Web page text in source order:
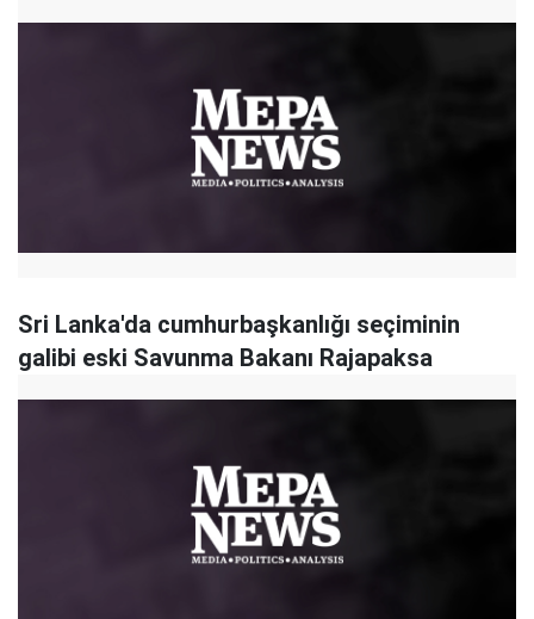
Sri Lanka'da cumhurbaşkanlığı seçiminin
galibi eski Savunma Bakanı Rajapaksa